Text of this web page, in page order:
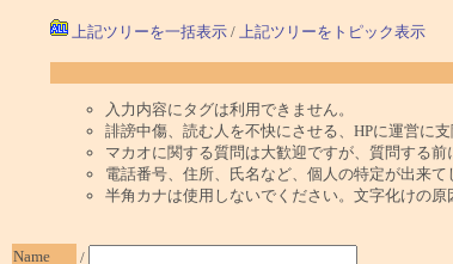
上記ツリーを一括表示/ 上記ツリーをトピック表示
入力内容にタグは利用できません。
誹謗中傷、読む人を不快にさせる、HPに運営に
マカオに関する質問は大歓迎ですが、質問する
電話番号、住所、氏名など、個人の特定が出来て
半角カナは使用しないでください。文字化けの原
Name
/